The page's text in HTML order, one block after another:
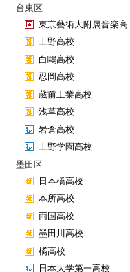
台東区
東京藝術大附属音楽高
上野高校
白鷗高校
忍岡高校
蔵前工業高校
浅草高校
岩倉高校
上野学園高校
墨田区
日本橋高校
本所高校
両国高校
墨田川高校
橘高校
日本大学第一高校